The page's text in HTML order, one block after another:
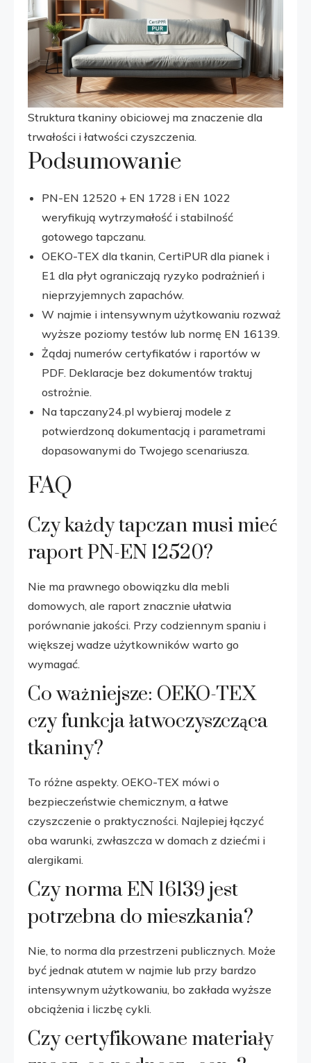
Struktura tkaniny obiciowej ma znaczenie dla
trwałości i łatwości czyszczenia.
Podsumowanie
PN-EN 12520 + EN 1728 i EN 1022
weryfikują wytrzymałość i stabilność
gotowego tapczanu.
OEKO-TEX dla tkanin, CertiPUR dla pianek i
E1 dla płyt ograniczają ryzyko podrażnień i
nieprzyjemnych zapachów.
W najmie i intensywnym użytkowaniu rozważ
wyższe poziomy testów lub normę EN 16139.
Żądaj numerów certyfikatów i raportów w
PDF. Deklaracje bez dokumentów traktuj
ostrożnie.
Na tapczany24.pl wybieraj modele z
potwierdzoną dokumentacją i parametrami
dopasowanymi do Twojego scenariusza.
FAQ
Czy każdy tapczan musi mieć
raport PN-EN 12520?
Nie ma prawnego obowiązku dla mebli
domowych, ale raport znacznie ułatwia
porównanie jakości. Przy codziennym spaniu i
większej wadze użytkowników warto go
wymagać.
Co ważniejsze: OEKO-TEX
czy funkcja łatwoczyszcząca
tkaniny?
To różne aspekty. OEKO-TEX mówi o
bezpieczeństwie chemicznym, a łatwe
czyszczenie o praktyczności. Najlepiej łączyć
oba warunki, zwłaszcza w domach z dziećmi i
alergikami.
Czy norma EN 16139 jest
potrzebna do mieszkania?
Nie, to norma dla przestrzeni publicznych. Może
być jednak atutem w najmie lub przy bardzo
intensywnym użytkowaniu, bo zakłada wyższe
obciążenia i liczbę cykli.
Czy certyfikowane materiały